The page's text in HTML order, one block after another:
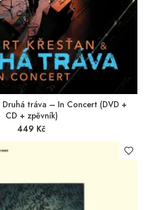
Druhá tráva – In Concert (DVD +
CD + zpěvník)
449 Kč